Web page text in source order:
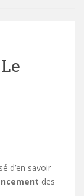
d’en savoir
des